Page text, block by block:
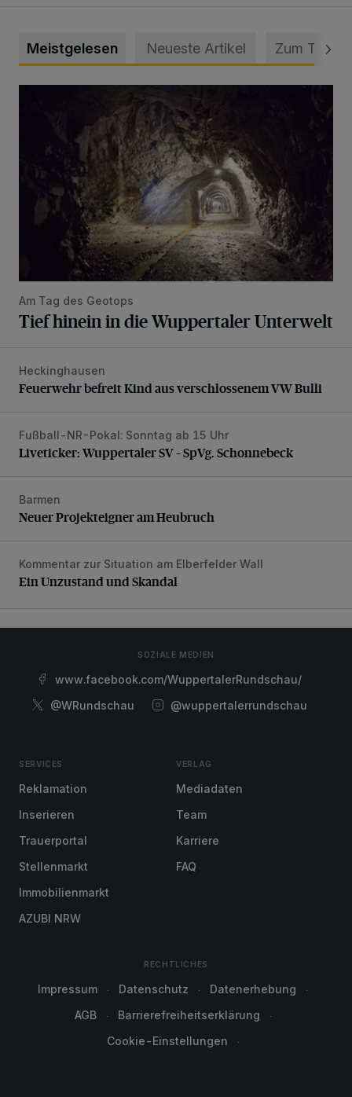
Meistgelesen Neueste Artikel Zum Thema
Am Tag des Geotops
Tief hinein in die Wuppertaler Unterwelt
Feuerwehr befreit Kind aus verschlossenem VW Bulli
Heckinghausen
Feuerwehr befreit Kind aus verschlossenem VW Bulli
Liveticker: Wuppertaler SV – SpVg. Schonnebeck
Fußball-NR-Pokal: Sonntag ab 15 Uhr
Liveticker: Wuppertaler SV – SpVg. Schonnebeck
Neuer Projekteigner am Heubruch
Barmen
Neuer Projekteigner am Heubruch
Ein Unzustand und Skandal
Kommentar zur Situation am Elberfelder Wall
Ein Unzustand und Skandal
SOZIALE MEDIEN
www.facebook.com/WuppertalerRundschau/
@WRundschau
@wuppertalerrundschau
SERVICES
Reklamation
Inserieren
Trauerportal
Stellenmarkt
Immobilienmarkt
AZUBI NRW
VERLAG
Mediadaten
Team
Karriere
FAQ
RECHTLICHES
Impressum Datenschutz
Datenerhebung
AGB
Barrierefreiheitserklärung
Cookie-Einstellungen